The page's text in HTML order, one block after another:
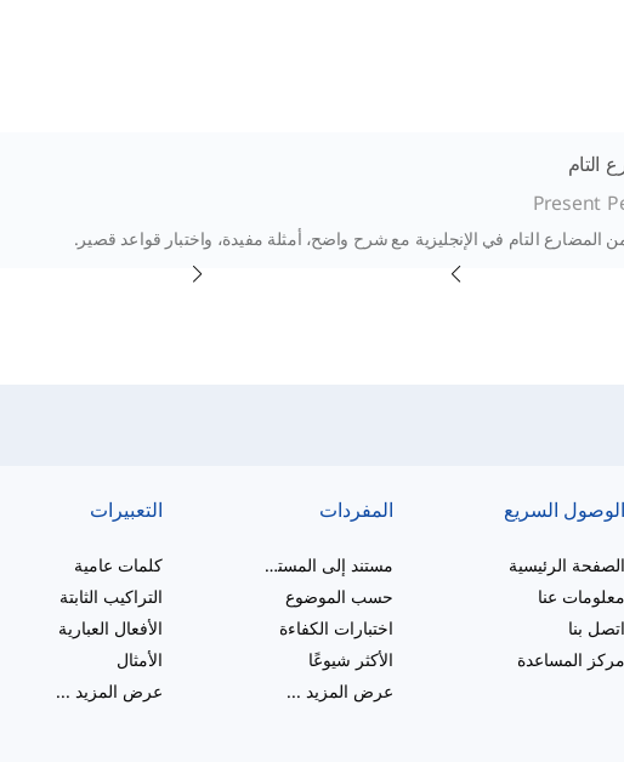
التام
Present
المضارع التام في الإنجليزية مع شرح واضح، أمثلة مفيدة، واختبار قواعد قصير.
الوصول السريع
الصفحة الرئيسية
معلومات عنا
اتصل بنا
مركز المساعدة
المفردات
مستند إلى المستوى
حسب الموضوع
اختبارات الكفاءة
الأكثر شيوعًا
عرض المزيد...
التعبيرات
كلمات عامية
التراكيب الثابتة
الأفعال العبارية
الأمثال
عرض المزيد ...